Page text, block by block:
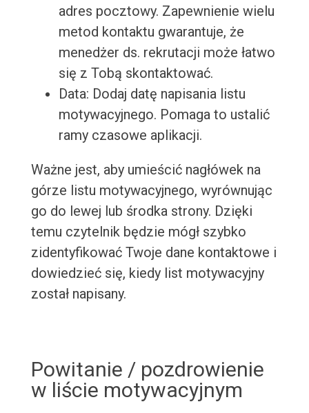
adres pocztowy. Zapewnienie wielu
metod kontaktu gwarantuje, że
menedżer ds. rekrutacji może łatwo
się z Tobą skontaktować.
Data: Dodaj datę napisania listu
motywacyjnego. Pomaga to ustalić
ramy czasowe aplikacji.
Ważne jest, aby umieścić nagłówek na
górze listu motywacyjnego, wyrównując
go do lewej lub środka strony. Dzięki
temu czytelnik będzie mógł szybko
zidentyfikować Twoje dane kontaktowe i
dowiedzieć się, kiedy list motywacyjny
został napisany.
Powitanie / pozdrowienie
w liście motywacyjnym